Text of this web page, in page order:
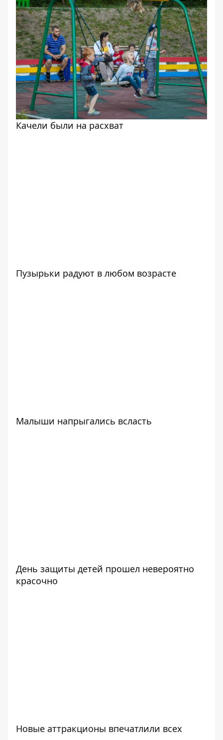
Качели были на расхват
Пузырьки радуют в любом возрасте
Малыши напрыгались всласть
День защиты детей прошел невероятно
красочно
Новые аттракционы впечатлили всех